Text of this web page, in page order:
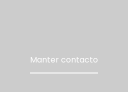
Manter contacto